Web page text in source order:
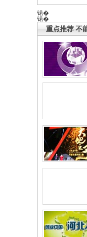
锘�
锘�
重点推荐 不